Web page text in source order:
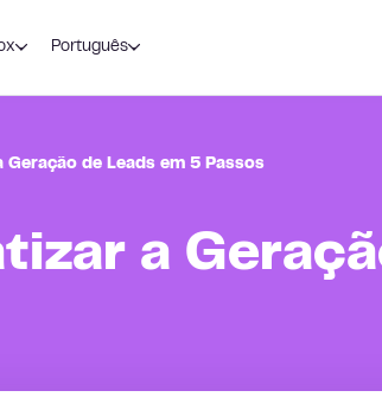
Português
de Leads em 5 Passos
a